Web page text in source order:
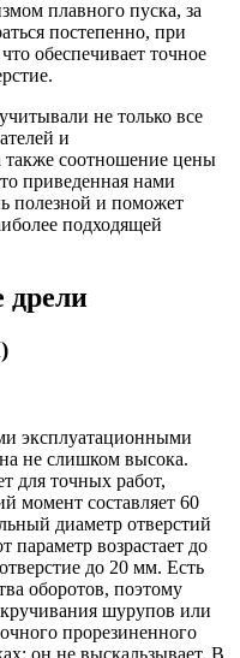
плавного пуска, за
постепенно, при
обеспечивает точное
не только все
и
также соотношение цены
приведенная нами
полезной и поможет
подходящей
дрели
эксплуатационными
не слишком высока.
для точных работ,
момент составляет 60
диаметр отверстий
параметр возрастает до
до 20 мм. Есть
оборотов, поэтому
шурупов или
прорезиненного